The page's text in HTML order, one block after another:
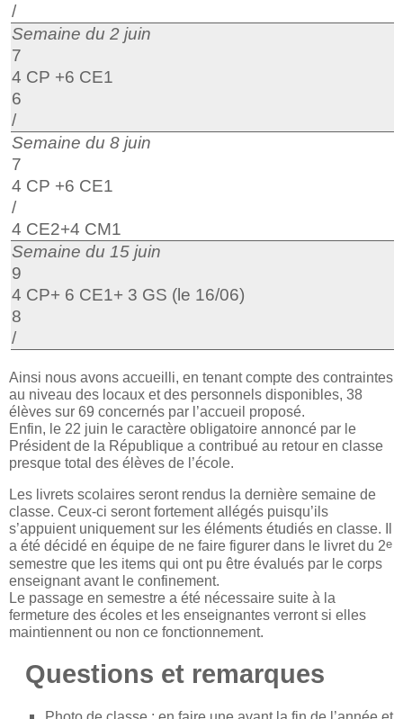
/
Semaine du 2 juin
7
4 CP +6 CE1
6
/
Semaine du 8 juin
7
4 CP +6 CE1
/
4 CE2+4 CM1
Semaine du 15 juin
9
4 CP+ 6 CE1+ 3 GS (le 16/06)
8
/
Ainsi nous avons accueilli, en tenant compte des contraintes
au niveau des locaux et des personnels disponibles, 38
élèves sur 69 concernés par l’accueil proposé.
Enfin, le 22 juin le caractère obligatoire annoncé par le
Président de la République a contribué au retour en classe
presque total des élèves de l’école.
Les livrets scolaires seront rendus la dernière semaine de
classe. Ceux-ci seront fortement allégés puisqu’ils
s’appuient uniquement sur les éléments étudiés en classe. Il
a été décidé en équipe de ne faire figurer dans le livret du 2e
semestre que les items qui ont pu être évalués par le corps
enseignant avant le confinement.
Le passage en semestre a été nécessaire suite à la
fermeture des écoles et les enseignantes verront si elles
maintiennent ou non ce fonctionnement.
Questions et remarques